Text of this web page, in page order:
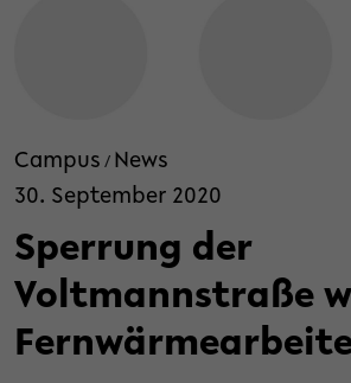
Campus / News
30. September 2020
Sperrung der
Voltmannstraße